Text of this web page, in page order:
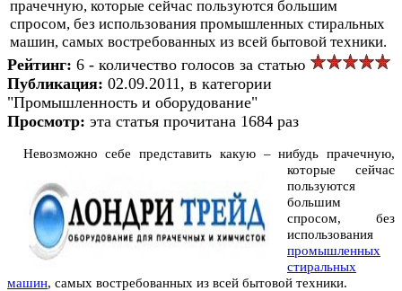
прачечную, которые сейчас пользуются большим
спросом, без использования промышленных стиральных
машин, самых востребованных из всей бытовой техники.
Рейтинг: 6 - количество голосов за статью
Публикация: 02.09.2011, в категории
"Промышленность и оборудование"
Просмотр: эта статья прочитана 1684 раз
Невозможно себе представить какую – нибудь прачечную,
которые сейчас
пользуются
большим
спросом, без
использования
промышленных
стиральных
машин, самых востребованных из всей бытовой техники.